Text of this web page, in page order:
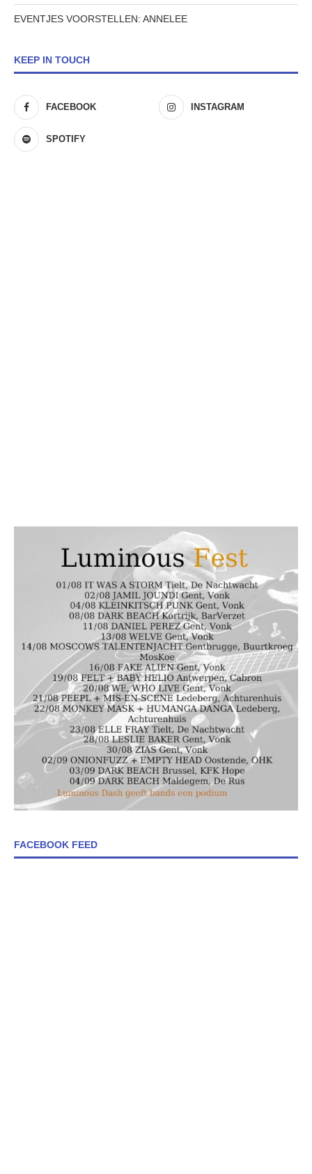
EVENTJES VOORSTELLEN: ANNELEE
KEEP IN TOUCH
FACEBOOK INSTAGRAM
SPOTIFY
FACEBOOK FEED